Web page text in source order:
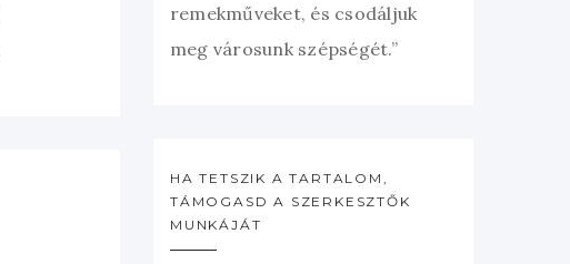
remekműveket, és csodáljuk
meg városunk szépségét.”
HA TETSZIK A TARTALOM,
TÁMOGASD A SZERKESZTŐK
MUNKÁJÁT